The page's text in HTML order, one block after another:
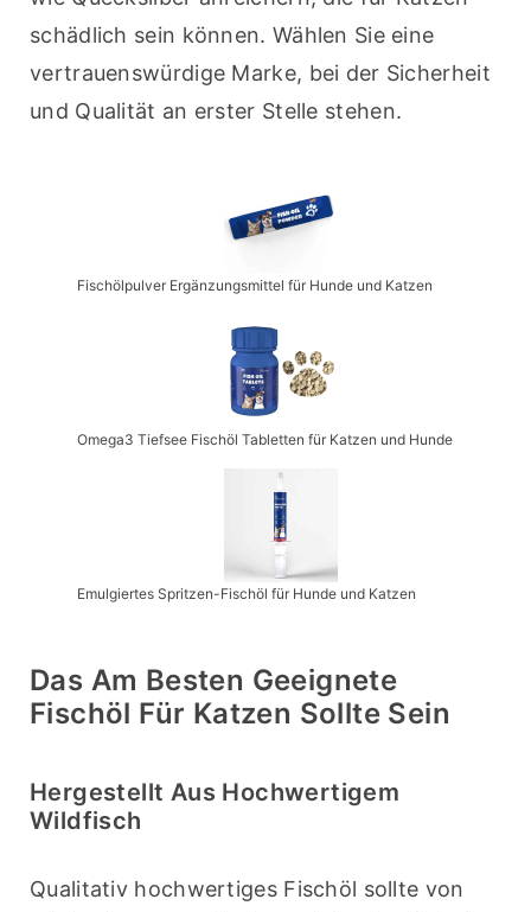
schädlich sein können. Wählen Sie eine
vertrauenswürdige Marke, bei der Sicherheit
und Qualität an erster Stelle stehen.
Fischölpulver Ergänzungsmittel für Hunde und Katzen
Omega3 Tiefsee Fischöl Tabletten für Katzen und Hunde
Emulgiertes Spritzen-Fischöl für Hunde und Katzen
Das Am Besten Geeignete
Fischöl Für Katzen Sollte Sein
Hergestellt Aus Hochwertigem
Wildfisch
Qualitativ hochwertiges Fischöl sollte von